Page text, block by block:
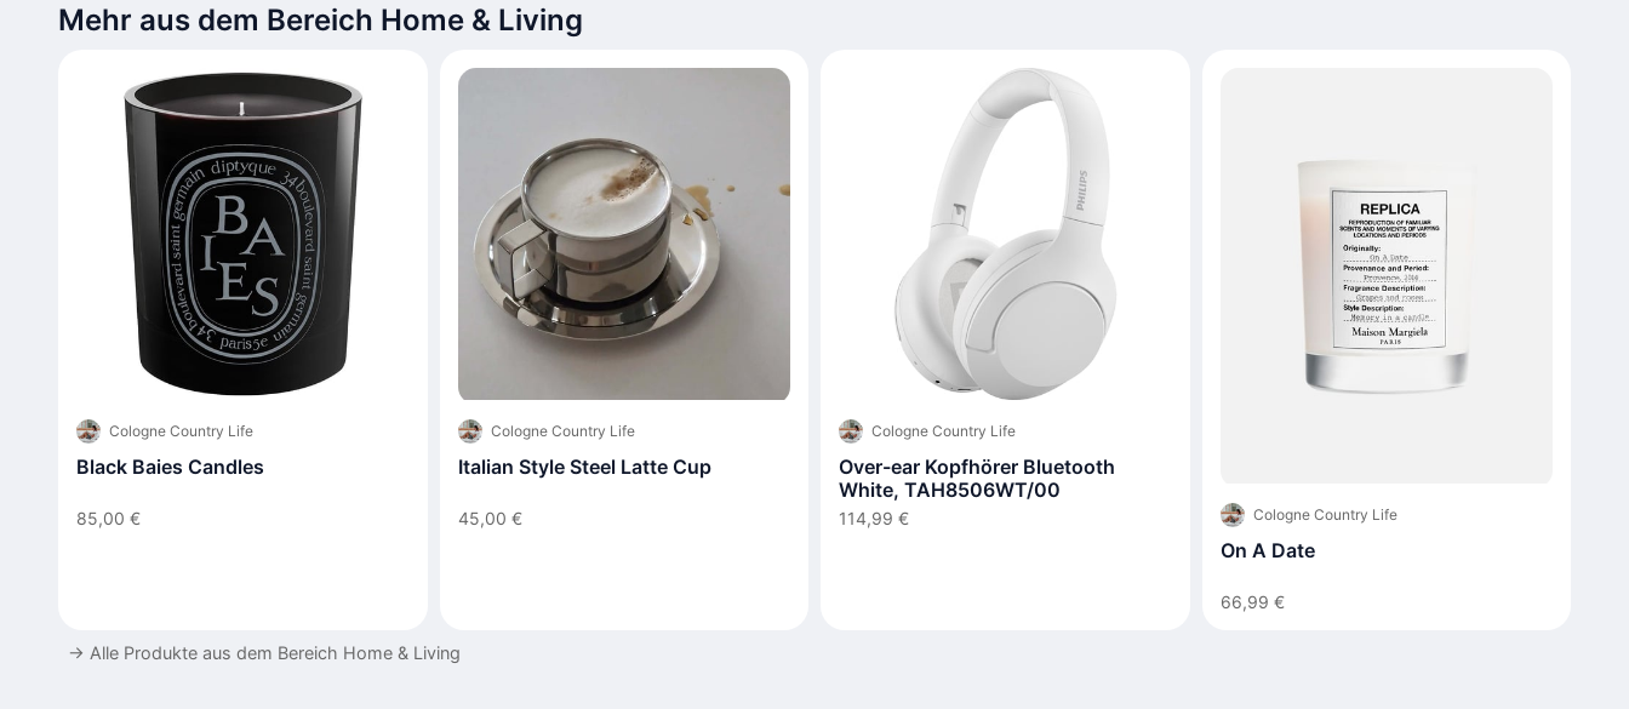
Mehr aus dem Bereich Home & Living
Cologne Country Life
Black Baies Candles
85,00 €
Cologne Country Life
Italian Style Steel Latte Cup
45,00 €
Cologne Country Life
Over-ear Kopfhörer Bluetooth
White, TAH8506WT/00
114,99 € Cologne Country Life
On A Date
66,99 €
→ Alle Produkte aus dem Bereich Home & Living